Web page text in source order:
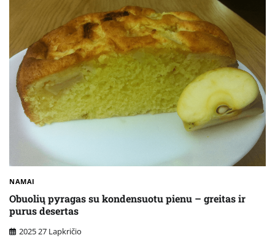
NAMAI
Obuolių pyragas su kondensuotu pienu – greitas ir
purus desertas
2025 27 Lapkričio